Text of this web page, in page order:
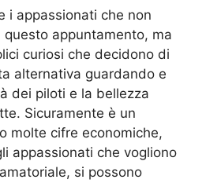
i appassionati che non
questo appuntamento, ma
curiosi che decidono di
alternativa guardando e
dei piloti e la bellezza
Sicuramente è un
molte cifre economiche,
appassionati che vogliono
si possono